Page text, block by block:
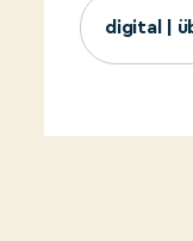
digital |